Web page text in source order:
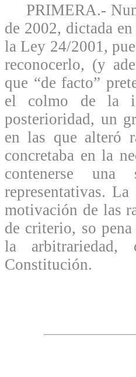
PRIMERA.-
de 2002, dictada
la Ley 24/2001,
reconocerlo, (y
que “de facto”
el colmo de la
posterioridad, un
en las que alteró
concretaba en la
contenerse una
representativas.
motivación de las
de criterio, so
la
Constitución.